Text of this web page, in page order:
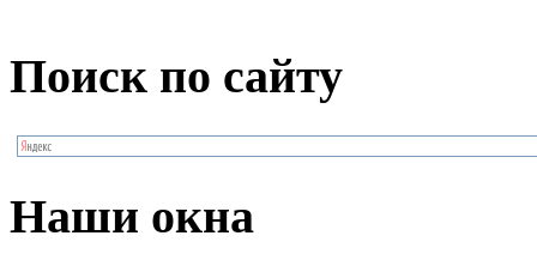
Поиск по сайту
Наши окна